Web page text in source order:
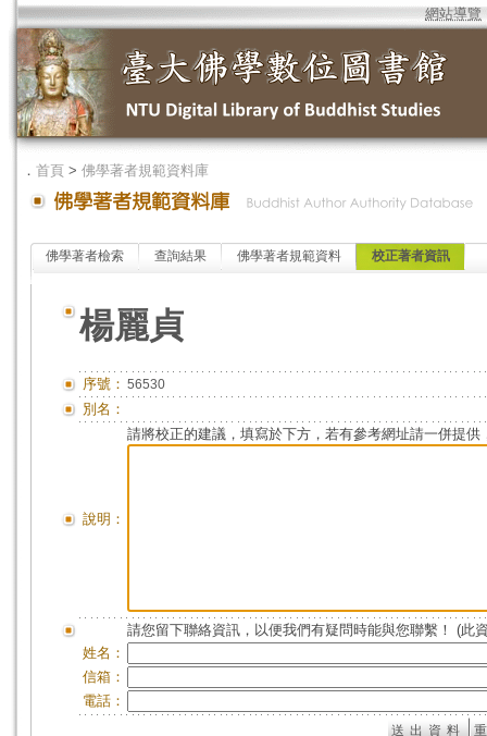
網站導覽
． 首頁 > 佛學著者規範資料庫
佛學著者檢索 查詢結果 佛學著者規範資料 校正著者資訊
楊麗貞
序號： 56530
別名：
說明：
請將校正的建議，填寫於下方，若有參考網址請一併提供
請您留下聯絡資訊，以便我們有疑問時能與您聯繫！ (此
姓名：
信箱：
電話：